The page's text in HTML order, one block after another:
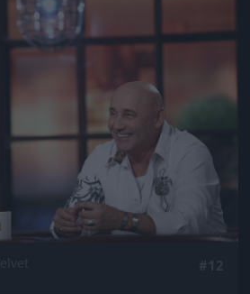
Jön még kép!